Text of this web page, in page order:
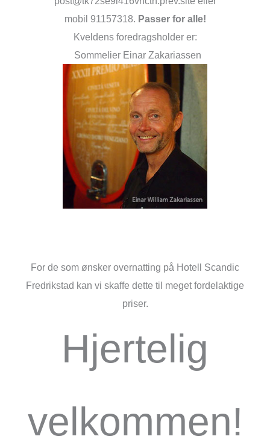
mobil 91157318. Passer for alle!
Kveldens foredragsholder er:
Sommelier Einar Zakariassen
For de som ønsker overnatting på Hotell Scandic
Fredrikstad kan vi skaffe dette til meget fordelaktige
priser.
Hjertelig
velkommen!